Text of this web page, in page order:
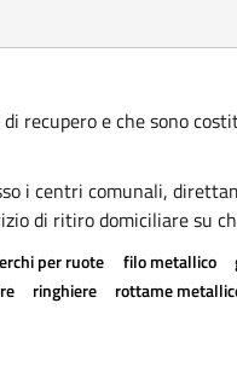
recupero e che sono
i centri comunali,
di ritiro domiciliare su
per ruote filo metallico
ringhiere rottame